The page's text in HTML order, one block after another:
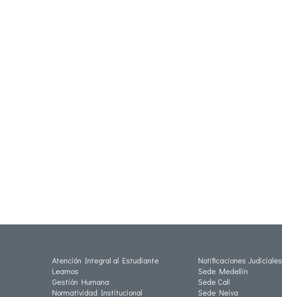
Atención Integral al Estudiante
Leamos
Gestión Humana
Normatividad Institucional
Notificaciones Judiciales
Sede Medellín
Sede Cali
Sede Neiva